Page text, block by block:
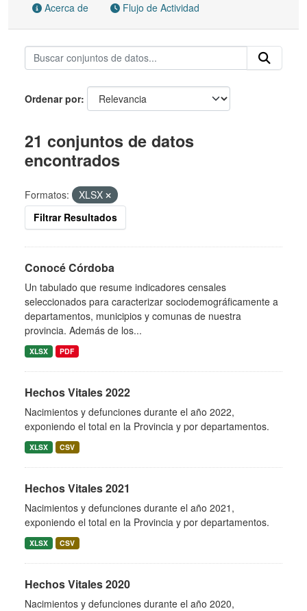
Acerca de Flujo de Actividad
Ordenar por
21 conjuntos de datos
encontrados
Formatos:
XLSX
Filtrar Resultados
Conocé Córdoba
Un tabulado que resume indicadores censales
seleccionados para caracterizar sociodemográficamente a
departamentos, municipios y comunas de nuestra
provincia. Además de los...
XLSX PDF
Hechos Vitales 2022
Nacimientos y defunciones durante el año 2022,
exponiendo el total en la Provincia y por departamentos.
XLSX CSV
Hechos Vitales 2021
Nacimientos y defunciones durante el año 2021,
exponiendo el total en la Provincia y por departamentos.
XLSX CSV
Hechos Vitales 2020
Nacimientos y defunciones durante el año 2020,